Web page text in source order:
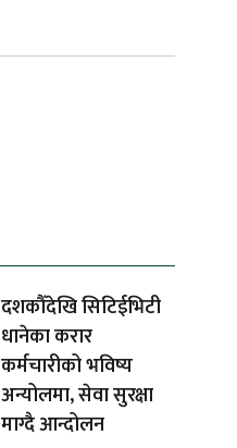
दशकौँदेखि सिटिईभिटी
धानेका करार
कर्मचारीको भविष्य
अन्योलमा, सेवा सुरक्षा
माग्दै आन्दोलन